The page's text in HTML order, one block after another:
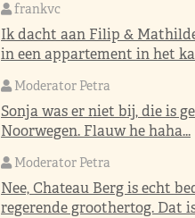
frankvc
Ik dacht aan Filip &
in een appartement in het
Moderator Petra
Sonja was er niet bij, die is
Noorwegen. Flauw he haha...
Moderator Petra
Nee, Chateau Berg is echt
regerende groothertog. Dat